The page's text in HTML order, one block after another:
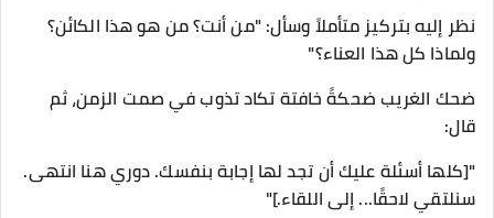
نظر إليه بتركيز متأملاً وسأل: "من أنت؟ من هو هذا الكائن؟
ولماذا كل هذا العناء؟"
ضحك الغريب ضحكةً خافتة تكاد تذوب في صمت الزمن، ثم
قال:
"[كلها أسئلة عليك أن تجد لها إجابة بنفسك. دوري هنا انتهى.
سنلتقي لاحقًا... إلى اللقاء.]"